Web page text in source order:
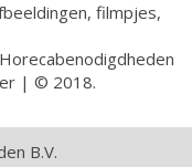
filmpjes,
| © 2018.
B.V.